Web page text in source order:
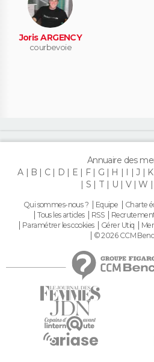
Joris ARGENCY
courbevoie
Annuaire des
A
B C D E F G H I J K
S
T U V W
Qui sommes-nous ? Equipe Charte
Tous les articles
RSS
Paramétrer les cookies
Gérer Utiq
© 2026 CCM